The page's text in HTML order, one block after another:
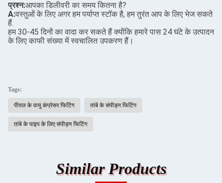
प्रश्न:आपका डिलीवरी का समय कितना है?
A:वस्तुओं के लिए अगर हम पर्याप्त स्टॉक है, हम तुरंत आप के लिए भेज सकते
हैं.
हम 30-45 दिनों का वादा कर सकते हैं क्योंकि हमारे पास 24 घंटे के उत्पादन
के लिए काफी संख्या में स्वचालित उपकरण हैं।
Tags:
पीतल के वायु कंप्रेसर फिटिंग तांबे के संपीड़न फिटिंग
तांबे के पाइप के लिए संपीड़न फिटिंग
Similar Products